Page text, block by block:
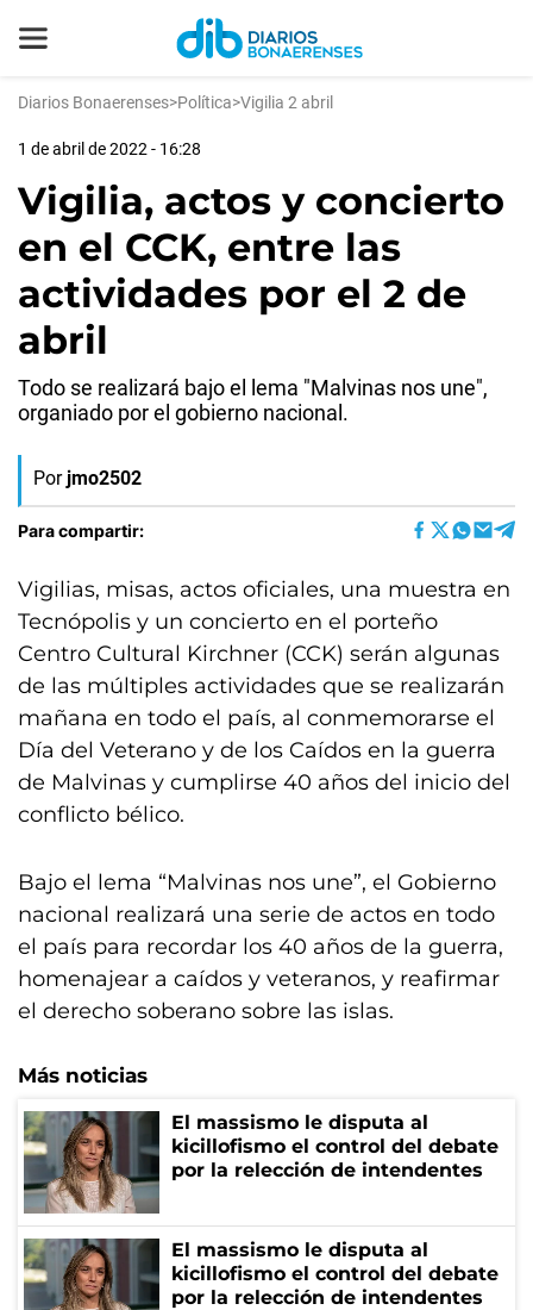
Diarios Bonaerenses>Política>Vigilia 2 abril
1 de abril de 2022 - 16:28
Vigilia, actos y concierto
en el CCK, entre las
actividades por el 2 de
abril
Todo se realizará bajo el lema "Malvinas nos une",
organiado por el gobierno nacional.
Por jmo2502
Para compartir:
Vigilias, misas, actos oficiales, una muestra en
Tecnópolis y un concierto en el porteño
Centro Cultural Kirchner (CCK) serán algunas
de las múltiples actividades que se realizarán
mañana en todo el país, al conmemorarse el
Día del Veterano y de los Caídos en la guerra
de Malvinas y cumplirse 40 años del inicio del
conflicto bélico.
Bajo el lema “Malvinas nos une”, el Gobierno
nacional realizará una serie de actos en todo
el país para recordar los 40 años de la guerra,
homenajear a caídos y veteranos, y reafirmar
el derecho soberano sobre las islas.
Más noticias
El massismo le disputa al
kicillofismo el control del debate
por la relección de intendentes
El massismo le disputa al
kicillofismo el control del debate
por la relección de intendentes